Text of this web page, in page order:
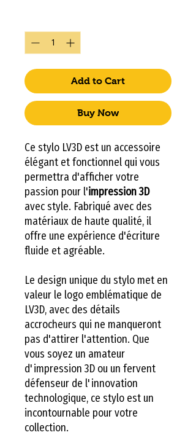
Add to Cart
Buy Now
Ce stylo LV3D est un accessoire
élégant et fonctionnel qui vous
permettra d'afficher votre
passion pour l'impression 3D
avec style. Fabriqué avec des
matériaux de haute qualité, il
offre une expérience d'écriture
fluide et agréable.
Le design unique du stylo met en
valeur le logo emblématique de
LV3D, avec des détails
accrocheurs qui ne manqueront
pas d'attirer l'attention. Que
vous soyez un amateur
d'impression 3D ou un fervent
défenseur de l'innovation
technologique, ce stylo est un
incontournable pour votre
collection.